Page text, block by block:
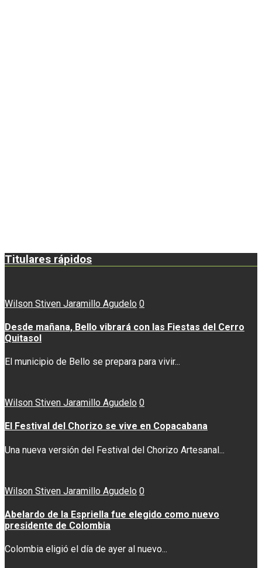
Titulares rápidos
Wilson Stiven Jaramillo Agudelo 0
Desde mañana, Bello vibrará con las Fiestas del Cerro
Quitasol
El municipio de Bello se prepara para vivir...
Wilson Stiven Jaramillo Agudelo 0
El Festival del Chorizo se vive en Copacabana
Una nueva versión del Festival del Chorizo Artesanal...
Wilson Stiven Jaramillo Agudelo 0
Abelardo de la Espriella fue elegido como nuevo
presidente de Colombia
Colombia eligió el día de ayer al nuevo...